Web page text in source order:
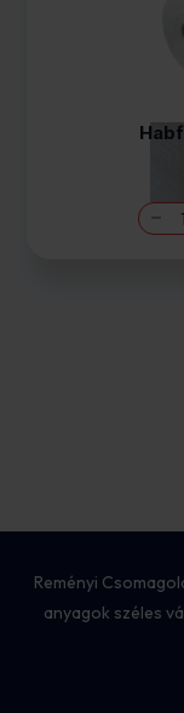
Reményi
anyagok széles